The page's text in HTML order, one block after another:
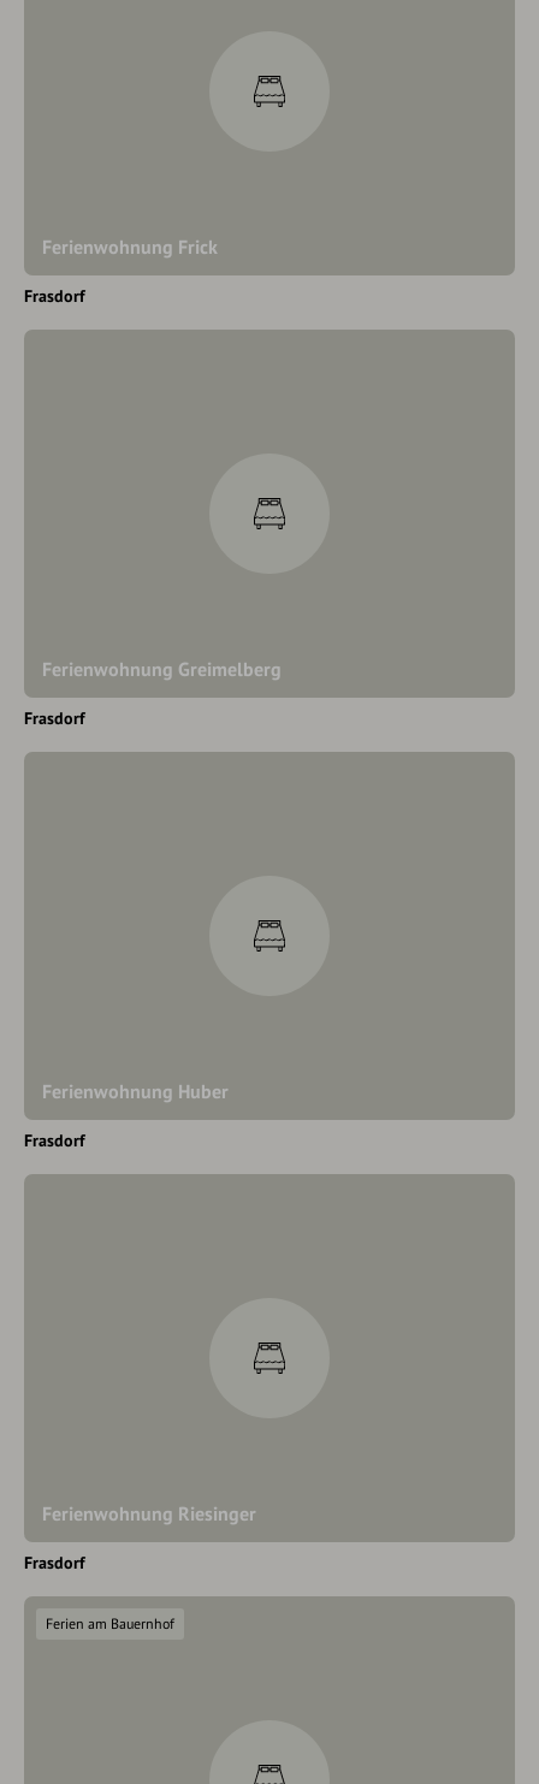
Ferienwohnung Frick
Frasdorf
Ferienwohnung Greimelberg
Frasdorf
Ferienwohnung Huber
Frasdorf
Ferienwohnung Riesinger
Frasdorf
Ferien am Bauernhof